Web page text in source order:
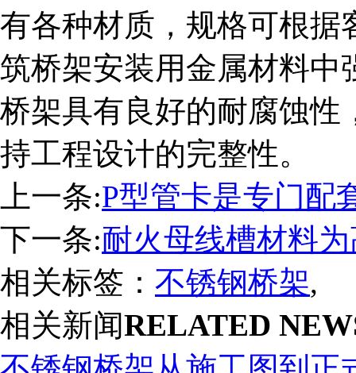
有各种材质，规格可根据
筑桥架安装用金属材料中
桥架具有良好的耐腐蚀性
持工程设计的完整性。
上一条:P型管卡是专门配
下一条:耐火母线槽材料
相关标签： 不锈钢桥架,
相关新闻RELATED